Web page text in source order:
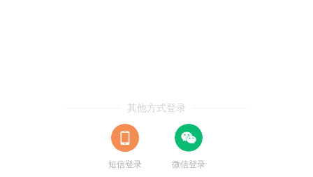
其他方式登录
短信登录 微信登录